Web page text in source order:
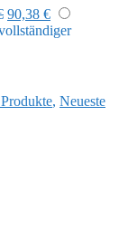
Ursprünglicher
Preis
90,38 €Aktueller
Preis
, Neueste